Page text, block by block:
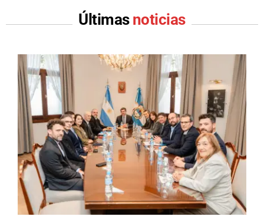
Últimas noticias